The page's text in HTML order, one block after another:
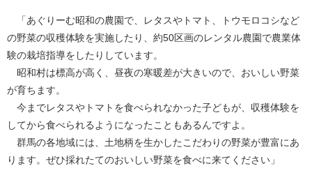
「あぐりーむ昭和の農園で、レタスやトマト、トウモロコシなど
の野菜の収穫体験を実施したり、約50区画のレンタル農園で農業体
験の栽培指導をしたりしています。
昭和村は標高が高く、昼夜の寒暖差が大きいので、おいしい野菜
が育ちます。
今までレタスやトマトを食べられなかった子どもが、収穫体験を
してから食べられるようになったこともあるんですよ。
群馬の各地域には、土地柄を生かしたこだわりの野菜が豊富にあ
ります。ぜひ採れたてのおいしい野菜を食べに来てください」